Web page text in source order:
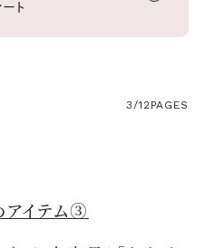
ト
3/12PAGES
アイテム③